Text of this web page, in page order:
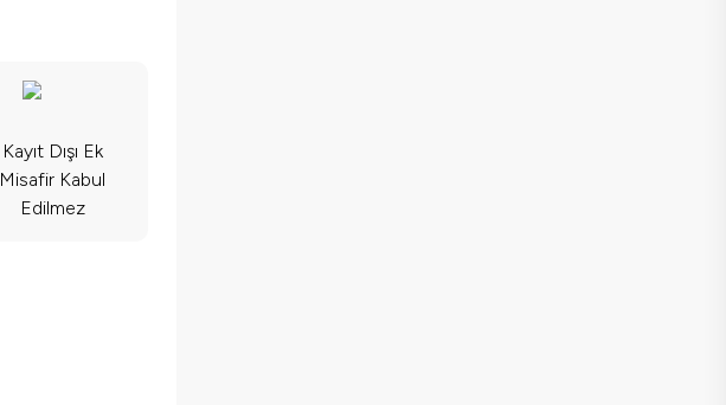
Kayıt Dışı Ek
Misafir Kabul
Edilmez